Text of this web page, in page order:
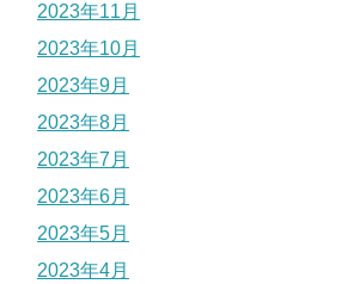
2023年11月
2023年10月
2023年9月
2023年8月
2023年7月
2023年6月
2023年5月
2023年4月